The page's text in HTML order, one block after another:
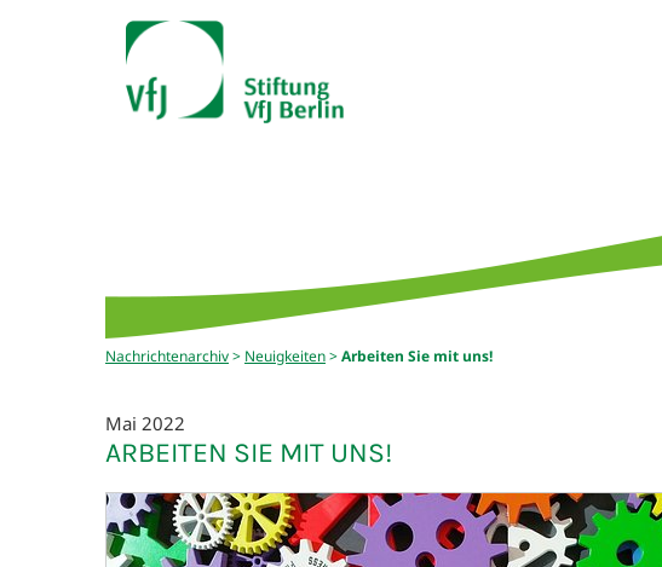
Nachrichtenarchiv> Neuigkeiten>Arbeiten Sie mit uns!
Mai 2022
ARBEITEN SIE MIT UNS!